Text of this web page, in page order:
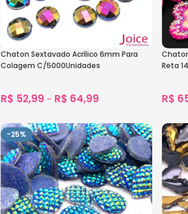
Chaton Sextavado Acrílico 6mm Para
Colagem C/5000Unidades
R$ 52,99 – R$ 64,99
Ver Opções
Reta
R$
Ver
-25%